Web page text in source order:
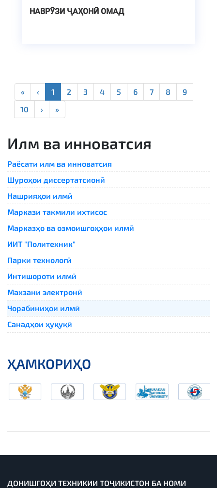
НАВРӮЗИ ҶАҲОНӢ ОМАД
« ‹ 1 2 3 4 5 6 7 8
9
10
› »
Илм ва инноватсия
Раёсати илм ва инноватсия
Шуроҳои диссертатсионӣ
Нашрияҳои илмӣ
Маркази такмили ихтисос
Марказҳо ва озмоишгоҳҳои илмӣ
ИИТ "Политехник"
Парки технологӣ
Интишороти илмӣ
Махзани электронӣ
Чорабиниҳои илмӣ
Санадҳои ҳуқуқӣ
ҲАМКОРИҲО
ДОНИШГОҲИ ТЕХНИКИИ ТОҶИКИСТОН БА НОМИ